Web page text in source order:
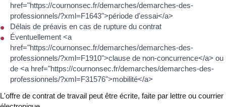
href="https://cournonsec.fr/demarches/demarches-des-
professionnels/?xml=F1643">période d'essai</a>
Délais de préavis en cas de rupture du contrat
Éventuellement <a
href="https://cournonsec.fr/demarches/demarches-des-
professionnels/?xml=F1910">clause de non-concurrence</a> ou
de <a href="https://cournonsec.fr/demarches/demarches-des-
professionnels/?xml=F31576">mobilité</a>
L'offre de contrat de travail peut être écrite, faite par lettre ou courrier